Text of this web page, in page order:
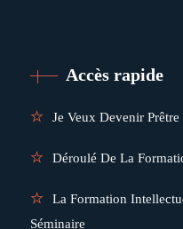
Accès rapide
Je Veux Devenir Prêtre
Déroulé De La
La Formation
Séminaire